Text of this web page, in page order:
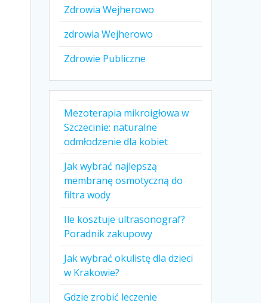
Zdrowia Wejherowo
zdrowia Wejherowo
Zdrowie Publiczne
Mezoterapia mikroigłowa w
Szczecinie: naturalne
odmłodzenie dla kobiet
Jak wybrać najlepszą
membranę osmotyczną do
filtra wody
Ile kosztuje ultrasonograf?
Poradnik zakupowy
Jak wybrać okulistę dla dzieci
w Krakowie?
Gdzie zrobić leczenie